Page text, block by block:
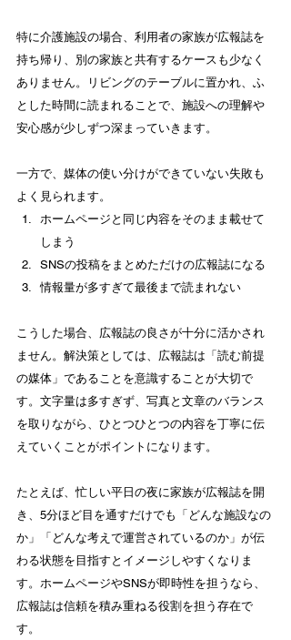
特に介護施設の場合、利用者の家族が広報誌を
持ち帰り、別の家族と共有するケースも少なく
ありません。リビングのテーブルに置かれ、ふ
とした時間に読まれることで、施設への理解や
安心感が少しずつ深まっていきます。
一方で、媒体の使い分けができていない失敗も
よく見られます。
ホームページと同じ内容をそのまま載せて
しまう
SNSの投稿をまとめただけの広報誌になる
情報量が多すぎて最後まで読まれない
こうした場合、広報誌の良さが十分に活かされ
ません。解決策としては、広報誌は「読む前提
の媒体」であることを意識することが大切で
す。文字量は多すぎず、写真と文章のバランス
を取りながら、ひとつひとつの内容を丁寧に伝
えていくことがポイントになります。
たとえば、忙しい平日の夜に家族が広報誌を開
き、5分ほど目を通すだけでも「どんな施設なの
か」「どんな考えで運営されているのか」が伝
わる状態を目指すとイメージしやすくなりま
す。ホームページやSNSが即時性を担うなら、
広報誌は信頼を積み重ねる役割を担う存在で
す。